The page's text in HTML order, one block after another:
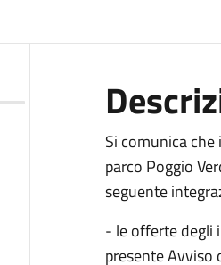
Si comunica
parco Poggio
seguente
- le offerte degli
presente Avviso